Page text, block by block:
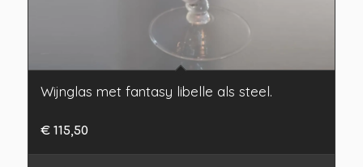
Wijnglas met fantasy libelle als steel.
€115,50